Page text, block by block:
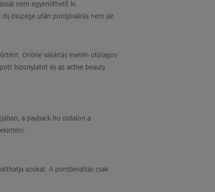
nem egyenlíthető ki.
összege után pontjóváírás nem jár.
Online vásárlás esetén utólagos
bizonylatot és az active beauty
a payback.hu oldalon a
azokat. A pontbeváltás csak